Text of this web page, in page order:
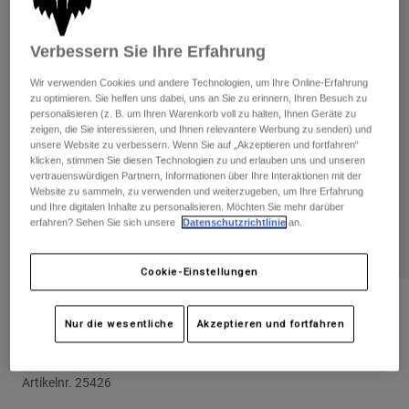
Kurze Hosen
Jacken
Handschuhe
Protektoren
Socken
Jacken
Protektoren
Brillen
Taschen & Zubehör
Spare parts
Hemden
Alle anzeigen
Damen
T-Shirts & Tops
Hoodies und Pullover
Jacken
Hosen
Shirts
Kinder
Guards
Brillen
Socken
Alle anzeigen
Moto
Helme
Stiefel
Guards
Brillen
Bewertungen
Handschuhe Defend Pro Fire
Artikelnr. 25426
Verbessern Sie Ihre Erfahrung
Wir verwenden Cookies und andere Technologien, um Ihre Online-Erfahrung
zu optimieren. Sie helfen uns dabei, uns an Sie zu erinnern, Ihren Besuch zu
personalisieren (z. B. um Ihren Warenkorb voll zu halten, Ihnen Geräte zu
zeigen, die Sie interessieren, und Ihnen relevantere Werbung zu senden) und
unsere Website zu verbessern. Wenn Sie auf „Akzeptieren und fortfahren“
klicken, stimmen Sie diesen Technologien zu und erlauben uns und unseren
vertrauenswürdigen Partnern, Informationen über Ihre Interaktionen mit der
Website zu sammeln, zu verwenden und weiterzugeben, um Ihre Erfahrung
und Ihre digitalen Inhalte zu personalisieren. Möchten Sie mehr darüber
erfahren? Sehen Sie sich unsere
Datenschutzrichtlinie an.
Cookie-Einstellungen
Nur die wesentliche Akzeptieren und fortfahren